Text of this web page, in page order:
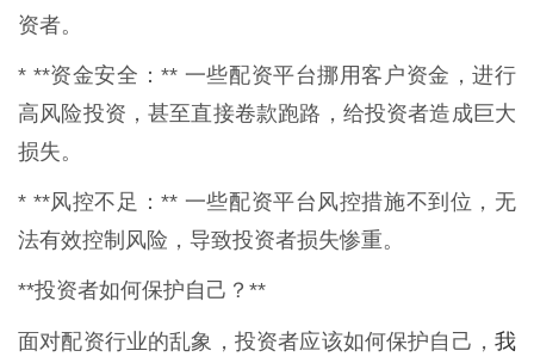
资者。
* **资金安全：** 一些配资平台挪用客户资金，进行
高风险投资，甚至直接卷款跑路，给投资者造成巨大
损失。
* **风控不足：** 一些配资平台风控措施不到位，无
法有效控制风险，导致投资者损失惨重。
**投资者如何保护自己？**
面对配资行业的乱象，投资者应该如何保护自己， 我